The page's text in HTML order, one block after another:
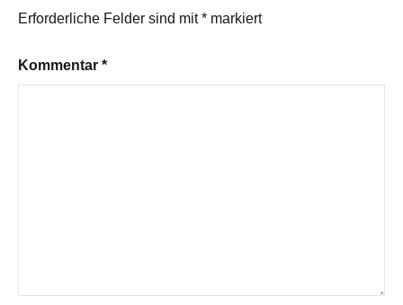
Erforderliche Felder sind mit* markiert
Kommentar *